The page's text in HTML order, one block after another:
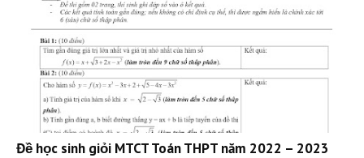
Đề học sinh giỏi MTCT Toán THPT năm 2022 – 2023